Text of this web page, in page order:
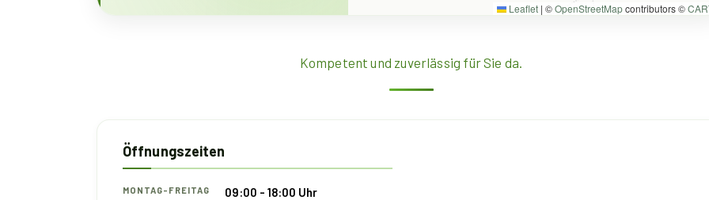
Leaflet | ©OpenStreetMapcontributors ©
Kompetent und zuverlässig für Sie da.
Öffnungszeiten
MONTAG-FREITAG 09:00 - 18:00 Uhr